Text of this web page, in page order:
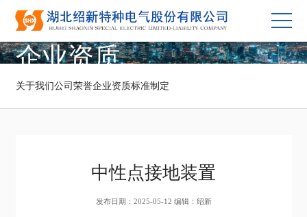
企业资质
关于我们公司荣誉企业资质标准制定
中性点接地装置
发布日期：2025-05-12 编辑：绍新